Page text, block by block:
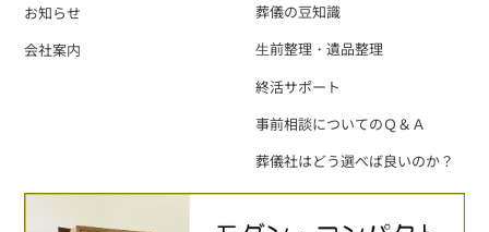
お知らせ
会社案内
葬儀の豆知識
⽣前整理・遺品整理
終活サポート
事前相談についてのＱ＆Ａ
葬儀社はどう選べば良いのか？